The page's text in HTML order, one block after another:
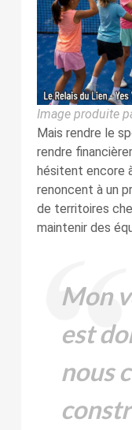
Image produite
Mais rendre le
rendre
hésitent encore
renoncent à un
de territoires
maintenir des
Mon
est
nous